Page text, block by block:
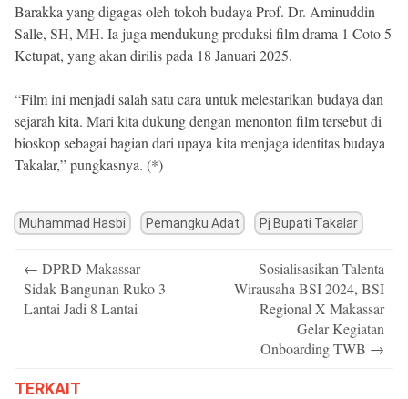
Barakka yang digagas oleh tokoh budaya Prof. Dr. Aminuddin
Salle, SH, MH. Ia juga mendukung produksi film drama 1 Coto 5
Ketupat, yang akan dirilis pada 18 Januari 2025.
“Film ini menjadi salah satu cara untuk melestarikan budaya dan
sejarah kita. Mari kita dukung dengan menonton film tersebut di
bioskop sebagai bagian dari upaya kita menjaga identitas budaya
Takalar,” pungkasnya. (*)
Muhammad Hasbi Pemangku Adat Pj Bupati Takalar
navigation
← DPRD Makassar
Sidak Bangunan Ruko 3
Lantai Jadi 8 Lantai
Sosialisasikan Talenta
Wirausaha BSI 2024, BSI
Regional X Makassar
Gelar Kegiatan
Onboarding TWB →
TERKAIT